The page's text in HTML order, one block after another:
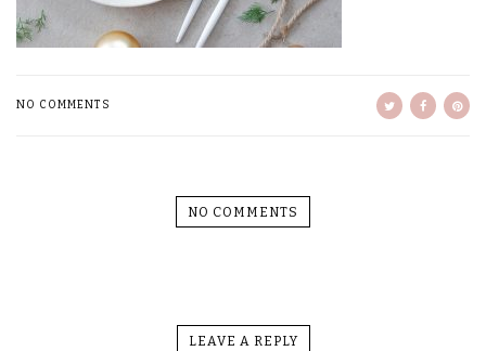
NO COMMENTS
NO COMMENTS
LEAVE A REPLY